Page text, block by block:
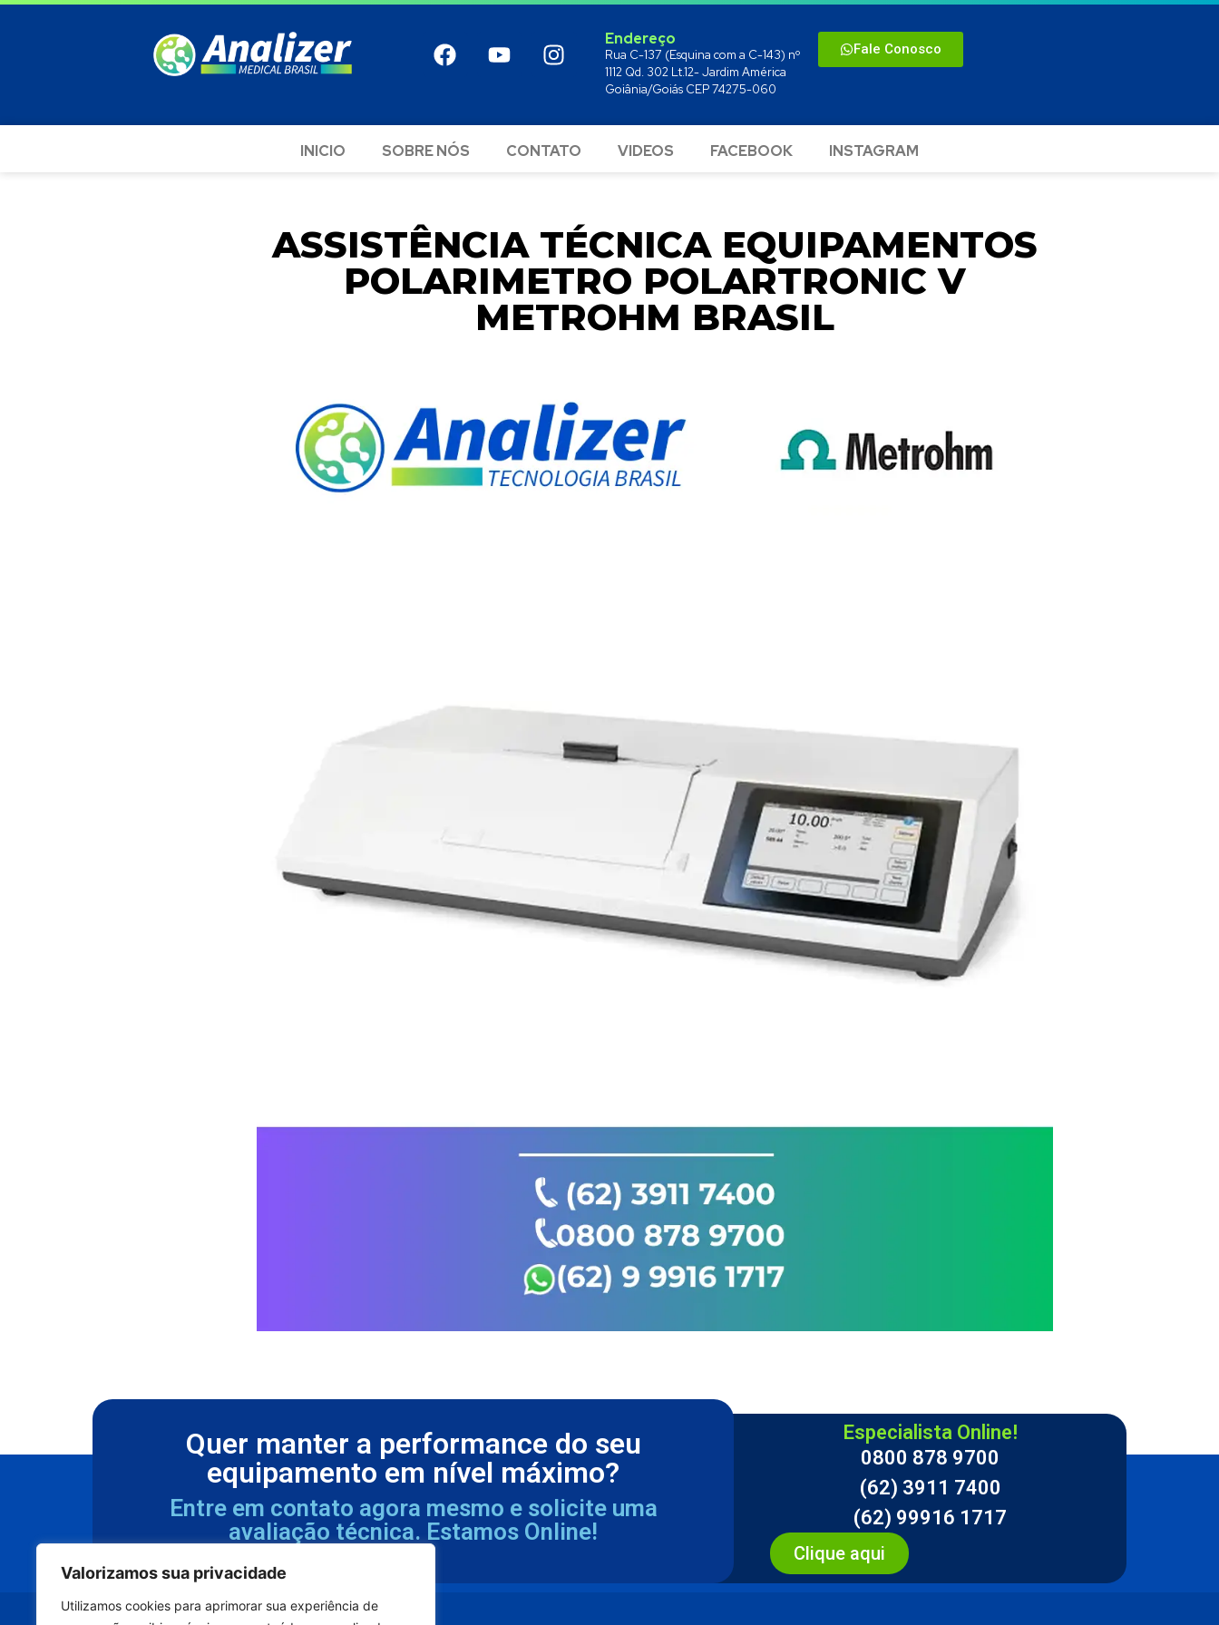
Valorizamos sua privacidade
Utilizamos cookies para aprimorar sua experiência de
Endereço
Rua C-137 (Esquina com a C-143) nº
1112 Qd. 302 Lt.12- Jardim América
Goiânia/Goiás CEP 74275-060
Fale Conosco
INICIO SOBRE NÓS CONTATO VIDEOS FACEBOOK INSTAGRAM
ASSISTÊNCIA TÉCNICA EQUIPAMENTOS
POLARIMETRO POLARTRONIC V
METROHM BRASIL
Quer manter a performance do seu
equipamento em nível máximo?
Entre em contato agora mesmo e solicite uma
avaliação técnica. Estamos Online!
Especialista Online!
0800 878 9700
(62) 3911 7400
(62) 99916 1717
Clique aqui